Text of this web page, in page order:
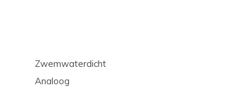
Zwemwaterdicht
Analoog